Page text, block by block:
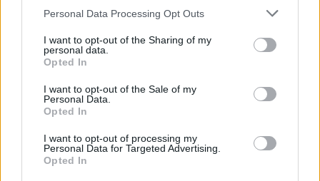
Personal Data Processing Opt Outs
I want to opt-out of the Sharing of my
personal data.
Opted In
I want to opt-out of the Sale of my
Personal Data.
Opted In
I want to opt-out of processing my
Personal Data for Targeted Advertising.
Opted In
Logg inn
Kontakt
Trondheimsveien 459
0962 Oslo
Åpningstider
Sentralbord mandag-fredag 08.30-16.30
22 91 88 20